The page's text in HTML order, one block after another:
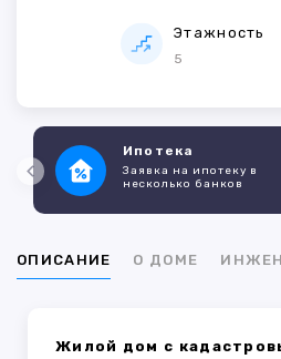
Этажность
5
Ипотека
Заявка на ипотеку в
несколько банков
ОПИСАНИЕ О ДОМЕ
Жилой дом с